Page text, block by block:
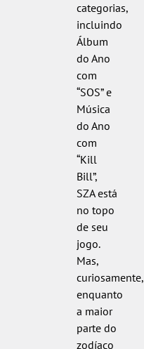
categorias,
incluindo
Álbum
do Ano
com
“SOS” e
Música
do Ano
com
“Kill
Bill”,
SZA está
no topo
de seu
jogo.
Mas,
curiosamente,
enquanto
a maior
parte do
zodíaco